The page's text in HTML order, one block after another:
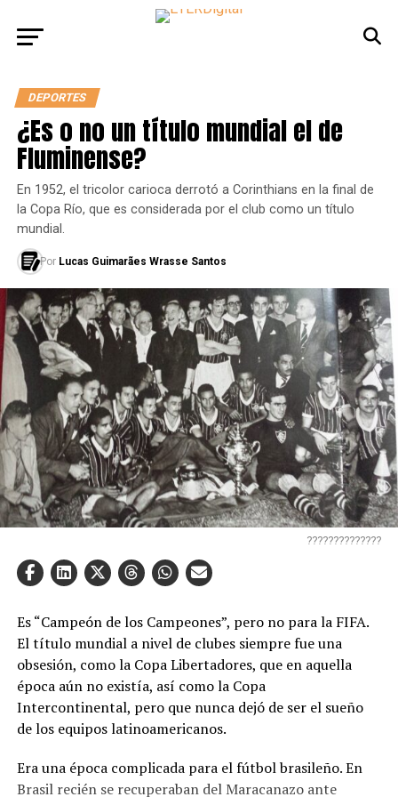
DEPORTES
¿Es o no un título mundial el de
Fluminense?
En 1952, el tricolor carioca derrotó a Corinthians en la final de
la Copa Río, que es considerada por el club como un título
mundial.
Por Lucas Guimarães Wrasse Santos
??????????????
Es “Campeón de los Campeones”, pero no para la FIFA.
El título mundial a nivel de clubes siempre fue una
obsesión, como la Copa Libertadores, que en aquella
época aún no existía, así como la Copa
Intercontinental, pero que nunca dejó de ser el sueño
de los equipos latinoamericanos.
Era una época complicada para el fútbol brasileño. En
Brasil recién se recuperaban del Maracanazo ante